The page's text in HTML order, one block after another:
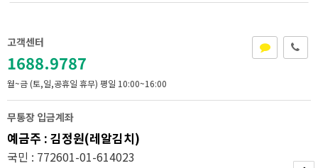
고객센터
1688.9787
월~금 (토,일,공휴일 휴무) 평일 10:00~16:00
무통장 입금계좌
예금주 : 김정원(레알김치)
국민 : 772601-01-614023